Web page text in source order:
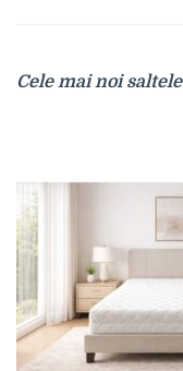
Cele mai noi saltele